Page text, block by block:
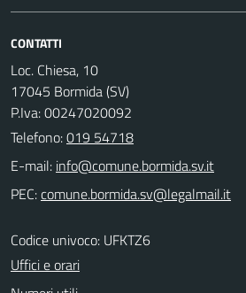
CONTATTI
Loc. Chiesa, 10
17045 Bormida (SV)
P.Iva: 00247020092
Telefono:019 54718
E-mail:
PEC:
Codice univoco: UFKTZ6
Uffici e orari